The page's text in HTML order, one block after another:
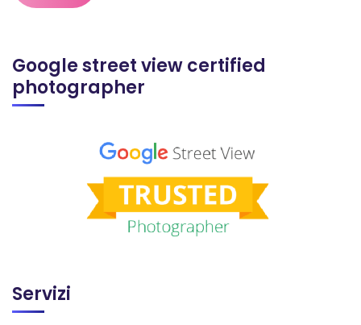
Google street view certified
photographer
Servizi